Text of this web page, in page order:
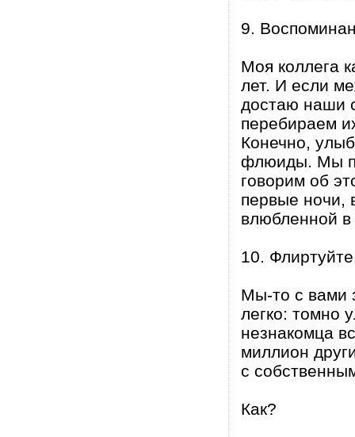
9.
Моя коллега
лет. И если
достаю наши
перебираем
Конечно,
флюиды. Мы
говорим об
первые ночи,
влюбленной в
10.
Мы-то с вами
легко: томно
незнакомца
миллион
с
Как?